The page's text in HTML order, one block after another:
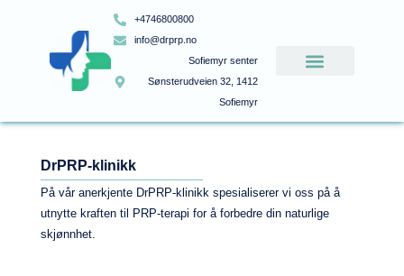
+4746800800
info@drprp.no
Sofiemyr senter
Sønsterudveien 32, 1412
Sofiemyr
DrPRP-klinikk
På vår anerkjente DrPRP-klinikk spesialiserer vi oss på å
utnytte kraften til PRP-terapi for å forbedre din naturlige
skjønnhet.